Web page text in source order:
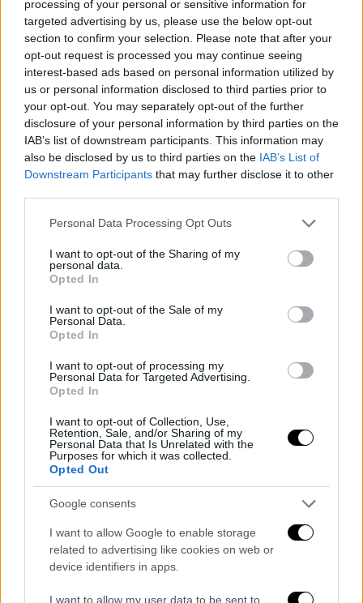
processing of your personal or sensitive information for
targeted advertising by us, please use the below opt-out
section to confirm your selection. Please note that after your
opt-out request is processed you may continue seeing
interest-based ads based on personal information utilized by
us or personal information disclosed to third parties prior to
your opt-out. You may separately opt-out of the further
disclosure of your personal information by third parties on the
IAB’s list of downstream participants. This information may
also be disclosed by us to third parties on the IAB’s List of
Downstream Participants that may further disclose it to other
Please note that this website/app uses one or more Google
not limited to your visit or usage behaviour. You may click to
grant or deny consent to Google and its third-party tags to
use your data for below specified purposes in below Google
consent section.
Personal Data Processing Opt Outs
I want to opt-out of the Sharing of my
personal data.
Opted In
I want to opt-out of the Sale of my
Personal Data.
Opted In
I want to opt-out of processing my
Personal Data for Targeted Advertising.
Opted In
I want to opt-out of Collection, Use,
Retention, Sale, and/or Sharing of my
Personal Data that Is Unrelated with the
Purposes for which it was collected.
Opted Out
Google consents
I want to allow Google to enable storage
related to advertising like cookies on web or
device identifiers in apps.
I want to allow my user data to be sent to